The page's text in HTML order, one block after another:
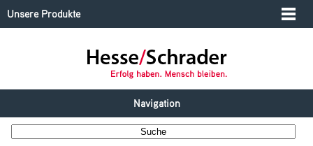
Unsere Produkte
Navigation